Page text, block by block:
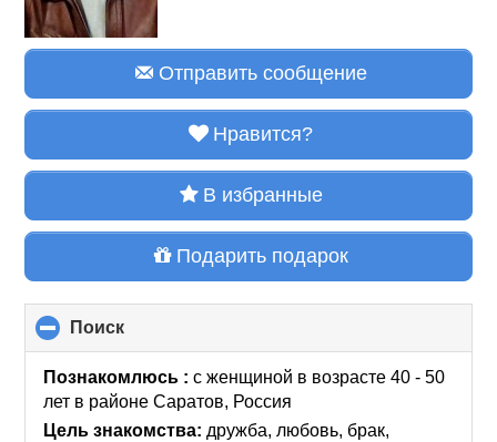
Отправить сообщение
Нравится?
В избранные
Подарить подарок
Поиск
to
collapse
contents
Познакомлюсь :с женщиной в возрасте 40 - 50
лет в районе Саратов, Россия
Цель знакомства: дружба, любовь, брак,